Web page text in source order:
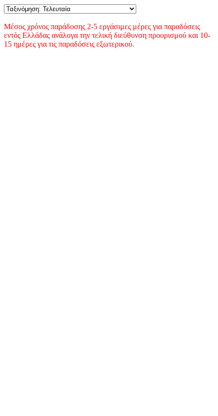
Μέσος χρόνος παράδοσης 2-5 εργάσιμες μέρες για παραδόσεις
εντός Ελλάδας ανάλογα την τελική διεύθυνση προορισμού και 10-
15 ημέρες για τις παραδόσεις εξωτερικού.